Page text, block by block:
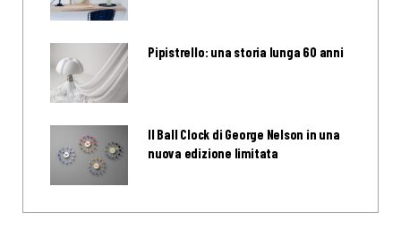
Pipistrello: una storia lunga 60 anni
Il Ball Clock di George Nelson in una
nuova edizione limitata